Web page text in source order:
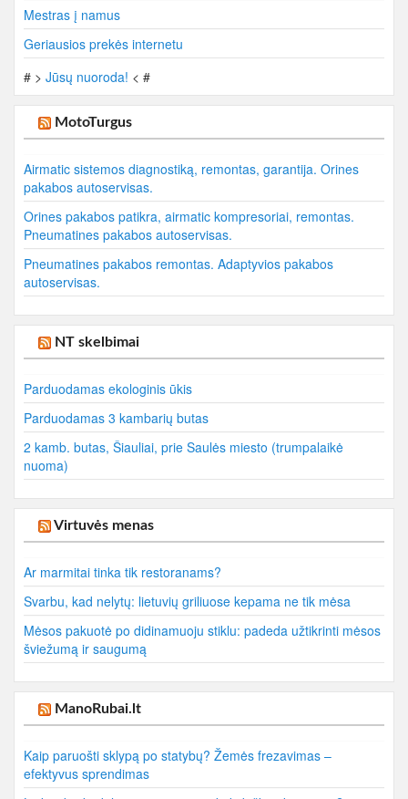
Mestras į namus
Geriausios prekės internetu
# > Jūsų nuoroda! < #
MotoTurgus
Airmatic sistemos diagnostiką, remontas, garantija. Orines
pakabos autoservisas.
Orines pakabos patikra, airmatic kompresoriai, remontas.
Pneumatines pakabos autoservisas.
Pneumatines pakabos remontas. Adaptyvios pakabos
autoservisas.
NT skelbimai
Parduodamas ekologinis ūkis
Parduodamas 3 kambarių butas
2 kamb. butas, Šiauliai, prie Saulės miesto (trumpalaikė
nuoma)
Virtuvės menas
Ar marmitai tinka tik restoranams?
Svarbu, kad nelytų: lietuvių griliuose kepama ne tik mėsa
Mėsos pakuotė po didinamuoju stiklu: padeda užtikrinti mėsos
šviežumą ir saugumą
ManoRubai.lt
Kaip paruošti sklypą po statybų? Žemės frezavimas –
efektyvus sprendimas